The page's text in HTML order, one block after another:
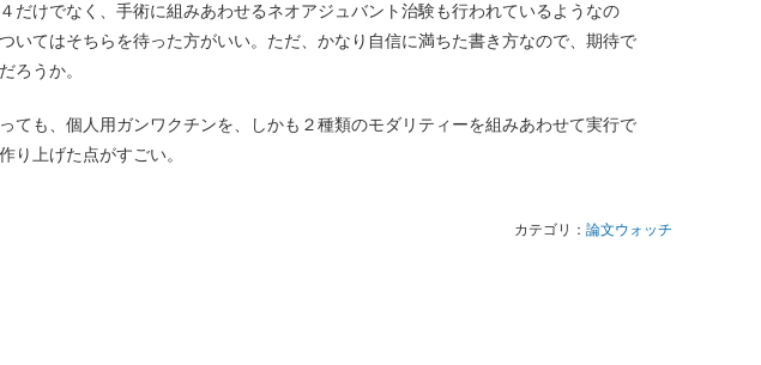
だけでなく、手術に組みあわせるネオアジュバント治験も行われているようなの
いてはそちらを待った方がいい。ただ、かなり自信に満ちた書き方なので、期待で
ろうか。
ても、個人用ガンワクチンを、しかも２種類のモダリティーを組みあわせて実行で
り上げた点がすごい。
カテゴリ： 論文ウォッチ